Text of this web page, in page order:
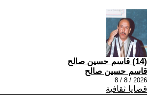
(14) قاسم حسين صالح
قاسم حسين صالح
2026 / 8 / 8
قضايا ثقافية